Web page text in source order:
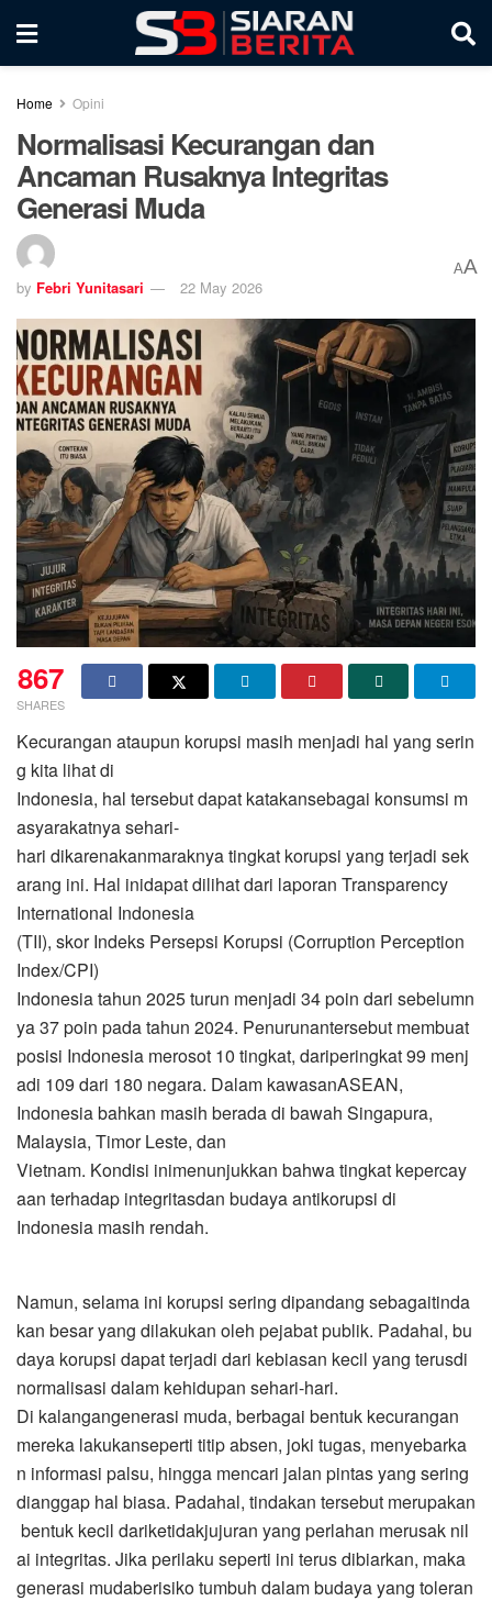
Home Opini
Normalisasi Kecurangan dan
Ancaman Rusaknya Integritas
Generasi Muda
by Febri Yunitasari 22 May 2026
AA
867
SHARES
Kecurangan ataupun korupsi masih menjadi hal yang serin
g kita lihat di
Indonesia, hal tersebut dapat katakansebagai konsumsi m
asyarakatnya sehari-
hari dikarenakanmaraknya tingkat korupsi yang terjadi sek
arang ini. Hal inidapat dilihat dari laporan Transparency
International Indonesia
(TII), skor Indeks Persepsi Korupsi (Corruption Perception
Index/CPI)
Indonesia tahun 2025 turun menjadi 34 poin dari sebelumn
ya 37 poin pada tahun 2024. Penurunantersebut membuat
posisi Indonesia merosot 10 tingkat, dariperingkat 99 menj
adi 109 dari 180 negara. Dalam kawasanASEAN,
Indonesia bahkan masih berada di bawah Singapura,
Malaysia, Timor Leste, dan
Vietnam. Kondisi inimenunjukkan bahwa tingkat kepercay
aan terhadap integritasdan budaya antikorupsi di
Indonesia masih rendah.
Namun, selama ini korupsi sering dipandang sebagaitinda
kan besar yang dilakukan oleh pejabat publik. Padahal, bu
daya korupsi dapat terjadi dari kebiasan kecil yang terusdi
normalisasi dalam kehidupan sehari-hari.
Di kalangangenerasi muda, berbagai bentuk kecurangan
mereka lakukanseperti titip absen, joki tugas, menyebarka
n informasi palsu, hingga mencari jalan pintas yang sering
dianggap hal biasa. Padahal, tindakan tersebut merupakan
bentuk kecil dariketidakjujuran yang perlahan merusak nil
ai integritas. Jika perilaku seperti ini terus dibiarkan, maka
generasi mudaberisiko tumbuh dalam budaya yang toleran